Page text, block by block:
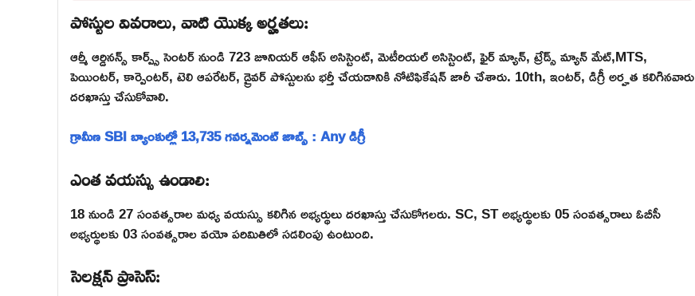
పోస్టుల వివరాలు, వాటి యొక్క అర్హతలు:
ఆర్మీ ఆర్డినన్స్ కార్ప్స్ సెంటర్ నుండి 723 జూనియర్ ఆఫీస్ అసిస్టెంట్, మెటీరియల్ అసిస్టెంట్, ఫైర్ మ్యాన్, ట్రేడ్స్ మ్యాన్ మేట్,MTS,
పెయింటర్, కార్పెంటర్, టెలి ఆపరేటర్, డ్రైవర్ పోస్టులను భర్తీ చేయడానికి నోటిఫికేషన్ జారీ చేశారు. 10th, ఇంటర్, డిగ్రీ అర్హత కలిగినవారు
దరఖాస్తు చేసుకోవాలి.
గ్రామీణ SBI బ్యాంకుల్లో 13,735 గవర్నమెంట్ జాబ్స్ : Any డిగ్రీ
ఎంత వయస్సు ఉండాలి:
18 నుండి 27 సంవత్సరాల మధ్య వయస్సు కలిగిన అభ్యర్థులు దరఖాస్తు చేసుకోగలరు. SC, ST అభ్యర్థులకు 05 సంవత్సరాలు ఓబీసీ
అభ్యర్థులకు 03 సంవత్సరాల వయో పరిమితిలో సడలింపు ఉంటుంది.
సెలక్షన్ ప్రాసెస్: